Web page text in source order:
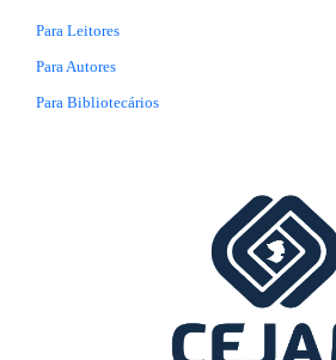
Para Leitores
Para Autores
Para Bibliotecários